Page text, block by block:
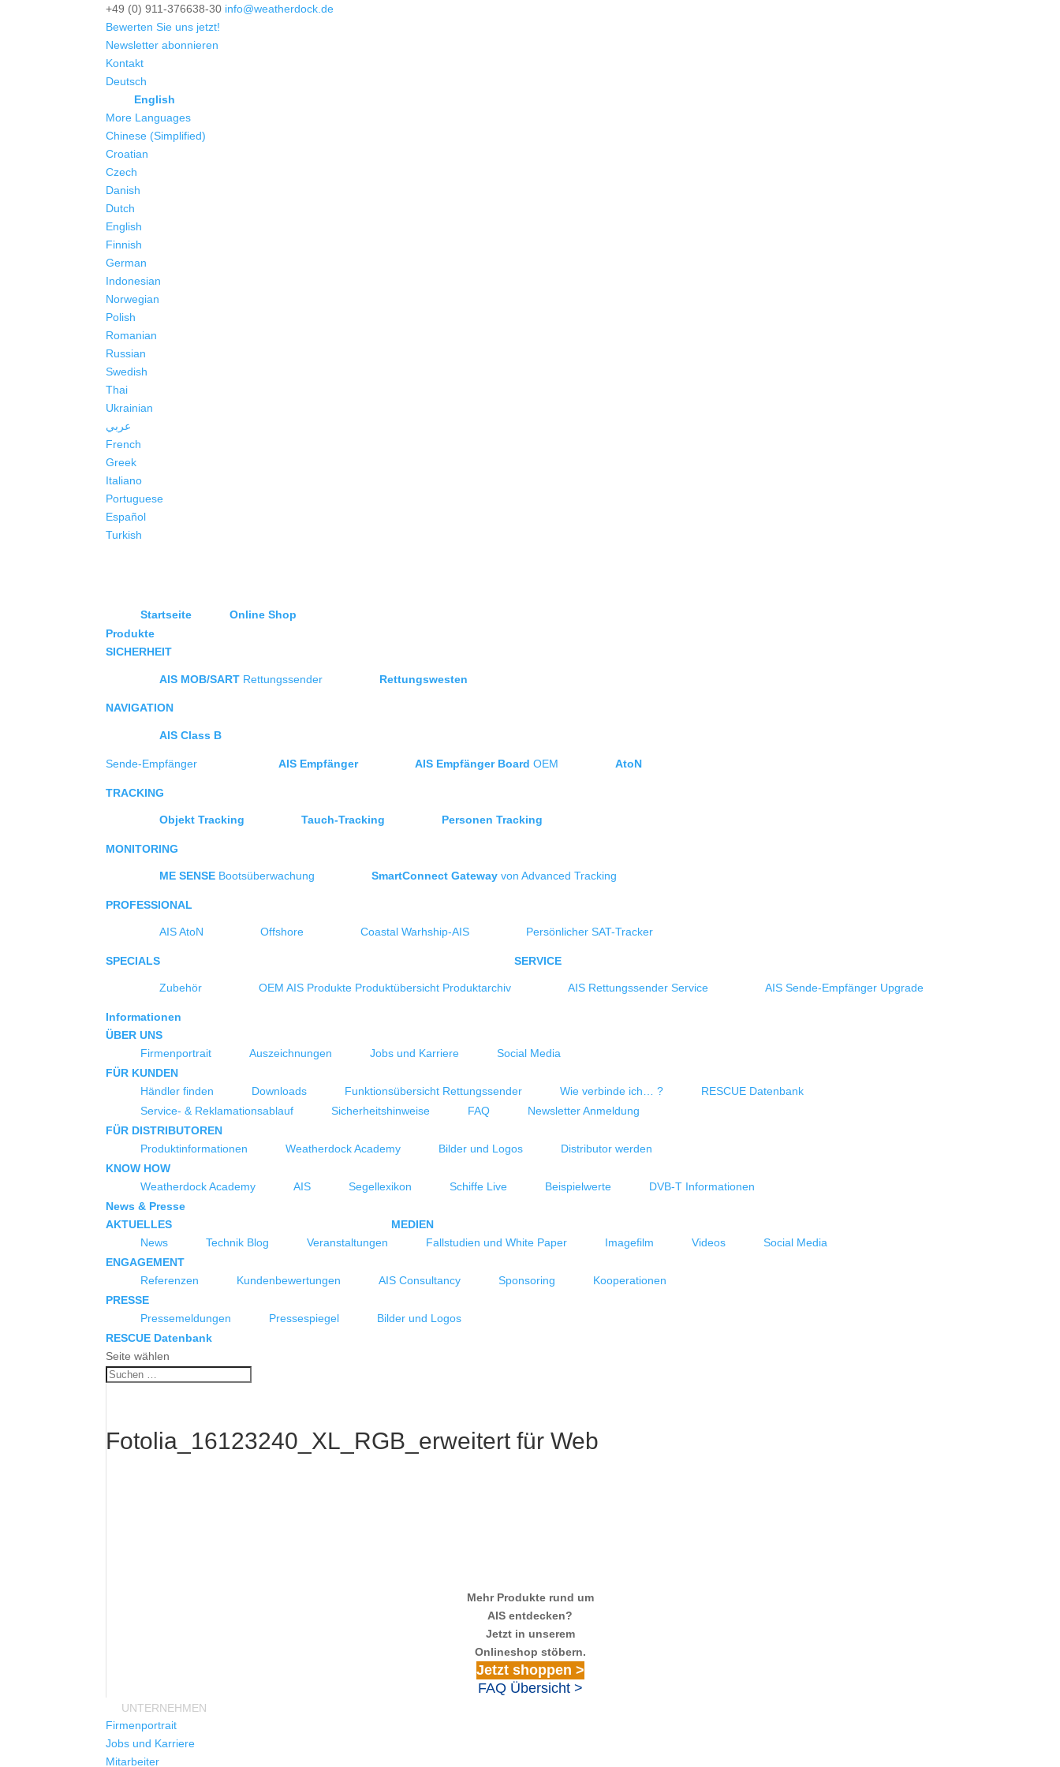
+49 (0) 911-376638-30 info@weatherdock.de
Bewerten Sie uns jetzt!
Newsletter abonnieren
Kontakt
Deutsch
English
More Languages
Chinese (Simplified)
Croatian
Czech
Danish
Dutch
English
Finnish
German
Indonesian
Norwegian
Polish
Romanian
Russian
Swedish
Thai
Ukrainian
عربي
French
Greek
Italiano
Portuguese
Español
Turkish
Startseite
Online Shop
Produkte
SICHERHEIT
AIS MOB/SART Rettungssender Rettungswesten
NAVIGATION
AIS Class B
Sende-Empfänger AIS Empfänger AIS Empfänger Board OEM AtoN
TRACKING
Objekt Tracking Tauch-Tracking Personen Tracking
MONITORING
ME SENSE Bootsüberwachung SmartConnect Gateway von Advanced Tracking
PROFESSIONAL
AIS AtoN Offshore Coastal Warhship-AIS Persönlicher SAT-Tracker
SPECIALS
Zubehör OEM AIS Produkte Produktübersicht Produktarchiv
SERVICE
AIS Rettungssender Service AIS Sende-Empfänger Upgrade
Informationen
ÜBER UNS
Firmenportrait
Auszeichnungen Jobs und Karriere
Social Media
FÜR KUNDEN
Händler finden
Downloads Funktionsübersicht Rettungssender Wie verbinde ich… ?
RESCUE Datenbank
Service- & Reklamationsablauf
Sicherheitshinweise FAQ
Newsletter Anmeldung
FÜR DISTRIBUTOREN
Produktinformationen
Weatherdock Academy Bilder und Logos
Distributor werden
KNOW HOW
Weatherdock Academy
AIS Segellexikon Schiffe Live Beispielwerte
DVB-T Informationen
News & Presse
AKTUELLES
News
Technik Blog Veranstaltungen
MEDIEN
Fallstudien und White Paper
Imagefilm Videos
Social Media
ENGAGEMENT
Referenzen
Kundenbewertungen AIS Consultancy Sponsoring
Kooperationen
PRESSE
Pressemeldungen
Pressespiegel
Bilder und Logos
RESCUE Datenbank
Seite wählen
Fotolia_16123240_XL_RGB_erweitert für Web
Mehr Produkte rund um
AIS entdecken?
Jetzt in unserem
Onlineshop stöbern.
Jetzt shoppen >
FAQ Übersicht >
UNTERNEHMEN
Firmenportrait
Jobs und Karriere
Mitarbeiter